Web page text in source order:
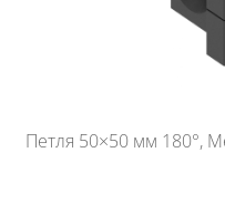
Петля 50×50 мм 180°,